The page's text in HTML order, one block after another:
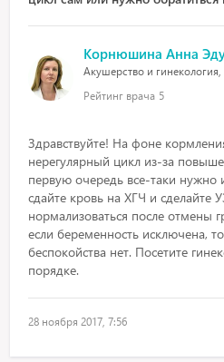
Корнюшина Анна
Акушерство и гинекология,
Рейтинг врача 5
Здравствуйте! На фоне
нерегулярный цикл из-за
первую очередь все-таки нужно
сдайте кровь на ХГЧ и сделайте
нормализоваться после отмены
если беременность исключена,
беспокойства нет. Посетите
порядке.
28 ноября 2017, 7:56